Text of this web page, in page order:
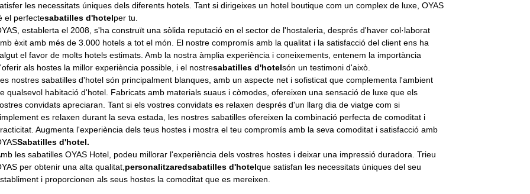
les necessitats úniques dels diferents hotels. Tant si dirigeixes un hotel boutique com un complex de luxe, OYAS
el perfectesabatilles d'hotelper tu.
establerta el 2008, s'ha construït una sòlida reputació en el sector de l'hostaleria, després d'haver col·laborat
èxit amb més de 3.000 hotels a tot el món. El nostre compromís amb la qualitat i la satisfacció del client ens ha
el favor de molts hotels estimats. Amb la nostra àmplia experiència i coneixements, entenem la importància
als hostes la millor experiència possible, i el nostresabatilles d'hotelsón un testimoni d'això.
nostres sabatilles d'hotel són principalment blanques, amb un aspecte net i sofisticat que complementa l'ambient
qualsevol habitació d'hotel. Fabricats amb materials suaus i còmodes, ofereixen una sensació de luxe que els
convidats apreciaran. Tant si els vostres convidats es relaxen després d'un llarg dia de viatge com si
es relaxen durant la seva estada, les nostres sabatilles ofereixen la combinació perfecta de comoditat i
Augmenta l'experiència dels teus hostes i mostra el teu compromís amb la seva comoditat i satisfacció amb
Sabatilles d'hotel.
les sabatilles OYAS Hotel, podeu millorar l'experiència dels vostres hostes i deixar una impressió duradora. Trieu
per obtenir una alta qualitat, personalitzaredsabatilles d'hotelque satisfan les necessitats úniques del seu
i proporcionen als seus hostes la comoditat que es mereixen.